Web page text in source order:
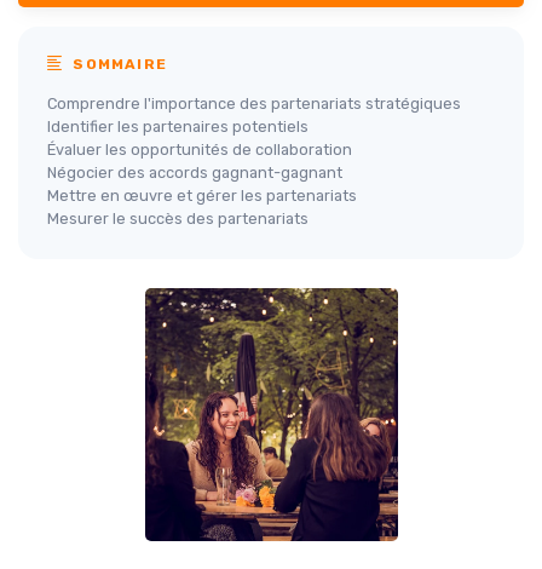
SOMMAIRE
Comprendre l'importance des partenariats stratégiques
Identifier les partenaires potentiels
Évaluer les opportunités de collaboration
Négocier des accords gagnant-gagnant
Mettre en œuvre et gérer les partenariats
Mesurer le succès des partenariats